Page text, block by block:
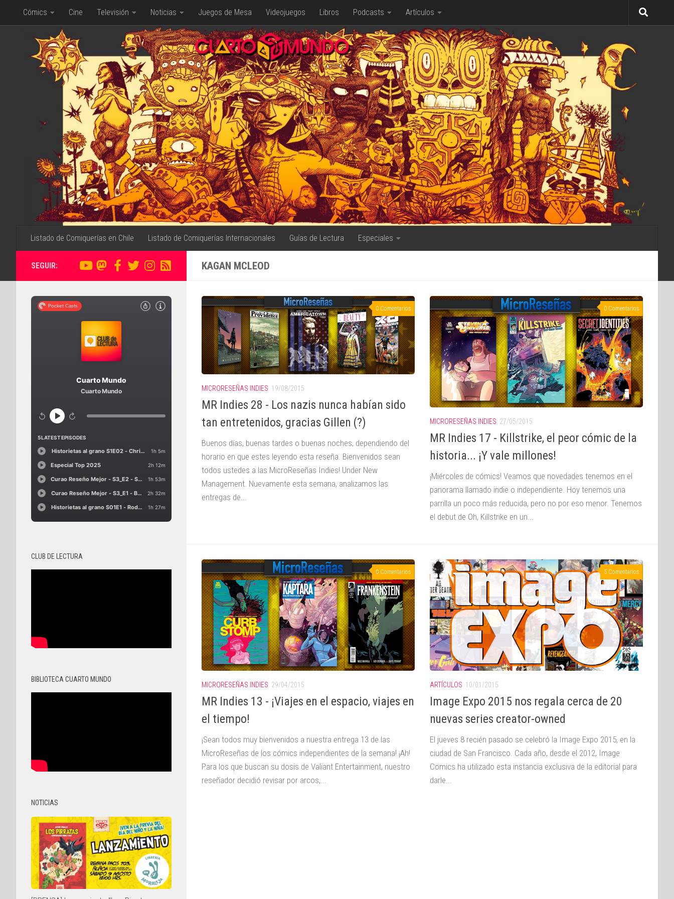
Saltar al contenido
Cómics Cine Televisión Noticias Juegos de Mesa Videojuegos Libros Podcasts Artículos
Listado de Comiquerías en Chile Listado de Comiquerías Internacionales Guías de Lectura Especiales
KAGAN MCLEOD
0 Comentarios
MICRORESEÑAS INDIES 19/08/2015
MR Indies 28 - Los nazis nunca habían sido
tan entretenidos, gracias Gillen (?)
Buenos días, buenas tardes o buenas noches, dependiendo del
horario en que estes leyendo esta reseña. Bienvenidos sean
todos ustedes a las MicroReseñas Indies! Under New
Management. Nuevamente esta semana, analizamos las
entregas de...
0 Comentarios
MICRORESEÑAS INDIES 27/05/2015
MR Indies 17 - Killstrike, el peor cómic de la
historia... ¡Y vale millones!
¡Miércoles de cómics! Veamos que novedades tenemos en el
panorama llamado indie o independiente. Hoy tenemos una
parrilla un poco más reducida, pero no por eso menor. Tenemos
el debut de Oh, Killstrike en un...
0 Comentarios
MICRORESEÑAS INDIES 29/04/2015
MR Indies 13 - ¡Viajes en el espacio, viajes en
el tiempo!
¡Sean todos muy bienvenidos a nuestra entrega 13 de las
MicroReseñas de los cómics independientes de la semana! ¡Ah!
Para los que buscan su dosis de Valiant Entertainment, nuestro
reseñador decidió revisar por arcos,...
5 Comentarios
ARTÍCULOS 10/01/2015
Image Expo 2015 nos regala cerca de 20
nuevas series creator-owned
El jueves 8 recién pasado se celebró la Image Expo 2015, en la
ciudad de San Francisco. Cada año, desde el 2012, Image
Comics ha utilizado esta instancia exclusiva de la editorial para
darle...
SEGUIR:
CLUB DE LECTURA
BIBLIOTECA CUARTO MUNDO
NOTICIAS